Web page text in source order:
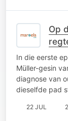
Op
In die eerste
Müller-gesin
diagnose van
dieselfde pad
22 JUL